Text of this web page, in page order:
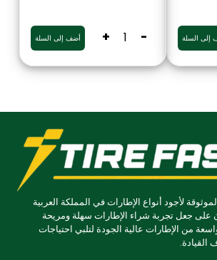
إلى السلة -
+ أضف إلى السلة
لأجود أنواع الإطارات في المملكة العربية
جعل تجربة شراء الإطارات سهلة ومريحة
من الإطارات عالية الجودة لتلبي احتياجات